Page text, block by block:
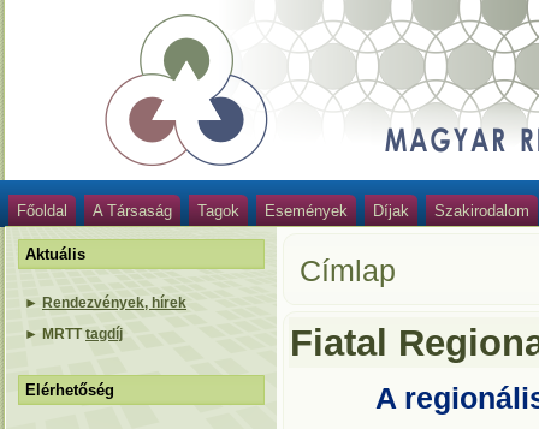
Főoldal A Társaság Tagok Események Díjak Szakirodalom
Aktuális
► Rendezvények, hírek
► MRTTtagdíj
Elérhetőség
Címlap
Fiatal
A